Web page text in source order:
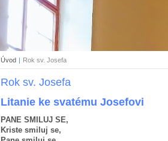
Úvod | Rok sv. Josefa
Rok sv. Josefa
Litanie ke svatému Josefovi
PANE SMILUJ SE,
Kriste smiluj se,